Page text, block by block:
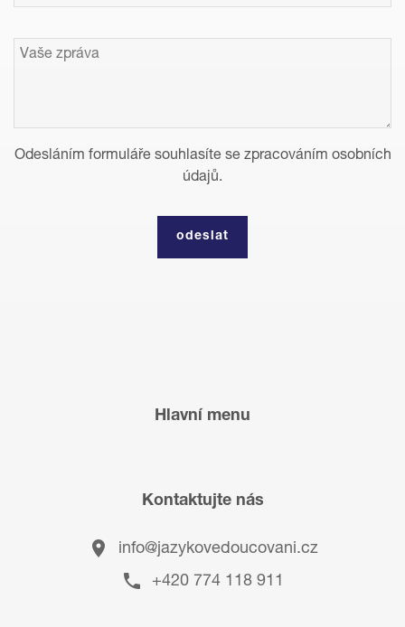
Odesláním formuláře souhlasíte se zpracováním osobních
údajů.
Hlavní menu
Kontaktujte nás
info@jazykovedoucovani.cz
+420 774 118 911